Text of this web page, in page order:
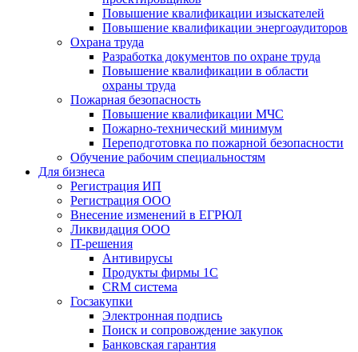
Повышение квалификации изыскателей
Повышение квалификации энергоаудиторов
Охрана труда
Разработка документов по охране труда
Повышение квалификации в области
охраны труда
Пожарная безопасность
Повышение квалификации МЧС
Пожарно-технический минимум
Переподготовка по пожарной безопасности
Обучение рабочим специальностям
Для бизнеса
Регистрация ИП
Регистрация ООО
Внесение изменений в ЕГРЮЛ
Ликвидация ООО
IT-решения
Антивирусы
Продукты фирмы 1C
CRM система
Госзакупки
Электронная подпись
Поиск и сопровождение закупок
Банковская гарантия